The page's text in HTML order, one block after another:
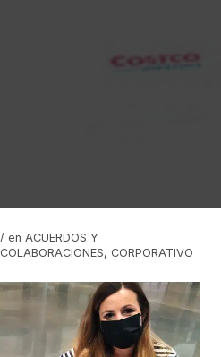
/ en ACUERDOS Y
COLABORACIONES, CORPORATIVO